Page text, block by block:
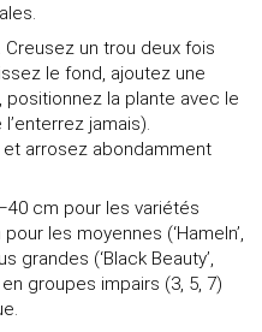
Creusez un trou deux fois
le fond, ajoutez une
la plante avec le
jamais).
arrosez abondamment
cm pour les variétés
les moyennes (‘Hameln’,
grandes (‘Black Beauty’,
en groupes impairs (3, 5, 7)